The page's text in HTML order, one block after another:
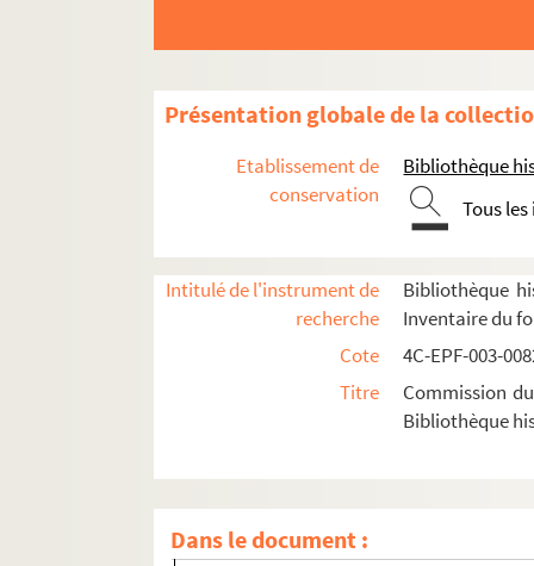
Présentation globale de la
Etablissement de
conservation
Bibliothèque
Tous
Intitulé de l'instrument de
recherche
Bibliothèque
Inventaire du
Cote
4C-EPF-003-
Titre
Commission
Bibliothèque
Dans le document :
Dossier n° 44 ter
Dossier n° 45
Dossier n° 45 bis
Dossier n° 46
Dossier n° 48
Dossier n° 49
Dossier n° 53
Dossier n° 54